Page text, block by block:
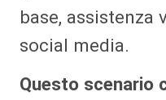
base, assistenza
social media.
Questo scenario